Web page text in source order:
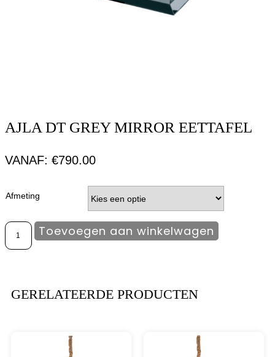
AJLA DT GREY MIRROR EETTAFEL
VANAF: €790.00
Afmeting
Toevoegen aan winkelwagen
GERELATEERDE PRODUCTEN